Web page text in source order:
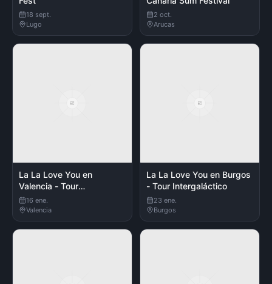
18 sept.
Lugo
2 oct.
Arucas
La La Love You en
Valencia - Tour
Intergaláctico
16 ene.
Valencia
La La Love You en Burgos
- Tour Intergaláctico
23 ene.
Burgos